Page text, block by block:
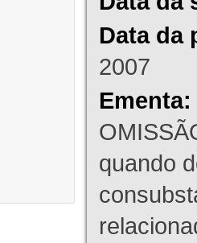
Data da
2007
Ementa:
quando